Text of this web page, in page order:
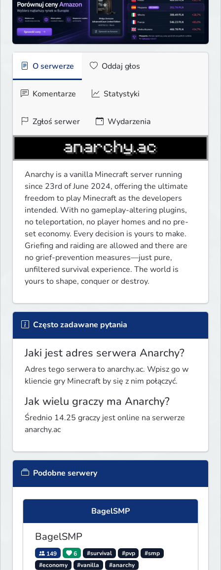
O serwerze Oddaj głos
Komentarze Statystyki
Zgłoś serwer Wydarzenia
Anarchy is a vanilla Minecraft server running
since 23rd of June 2024, offering the ultimate
freedom to play Minecraft as the developers
intended. With no gameplay-altering plugins,
no teleportation, no player homes and no pre-
set economy. Every decision is yours to make.
Griefing and raiding are allowed and there are
no grief-prevention measures—just pure,
unfiltered survival experience. The world is
yours to shape, conquer or destroy.
Często zadawane pytania
Jaki jest adres serwera Anarchy?
Adres tego serwera to anarchy.ac. Wpisz go w
kliencie gry Minecraft by się z nim połączyć.
Jak wielu graczy ma Anarchy?
Średnio 14.25 graczy jest online na serwerze
anarchy.ac
Podobne serwery
BagelSMP
BagelSMP
149 6 #survival #pvp
#smp
#economy
#vanilla #anarchy